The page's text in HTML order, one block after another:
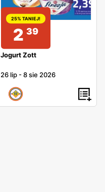
25% TANIEJ!
2 39
Jogurt Zott
26 lip -8 sie 2026